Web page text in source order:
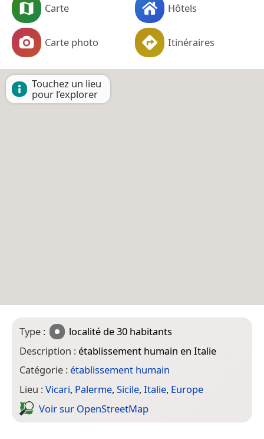
Carte Hôtels
Carte photo Itinéraires
Touchez un lieu
pour l’explorer
Type : localité de 30 habitants
Description : établissement humain en Italie
Catégorie : établissement humain
Lieu :Vicari, Palerme, Sicile, Italie, Europe
Voir sur Open­Street­Map